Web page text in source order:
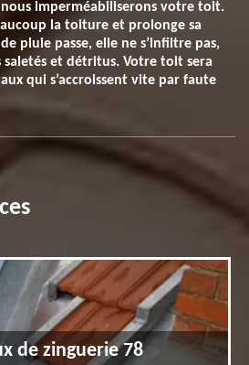
imperméabiliserons votre toit.
la toiture et prolonge sa
pluie passe, elle ne s’infiltre pas,
saletés et détritus. Votre toit sera
qui s’accroissent vite par faute
de zinguerie 78